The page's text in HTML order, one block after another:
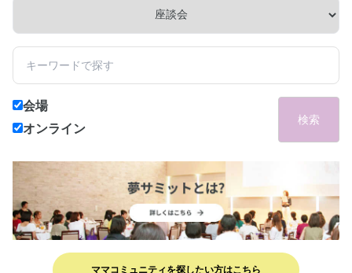
会場
オンライン
検索
ママコミュニティを探したい方はこちら